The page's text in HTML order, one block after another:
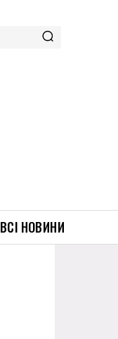
ВСІ НОВИНИ